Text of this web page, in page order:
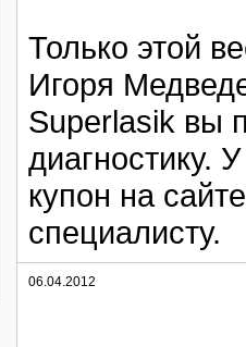
Только этой
Игоря
Superlasik вы
диагностику.
купон на
специалисту.
06.04.2012